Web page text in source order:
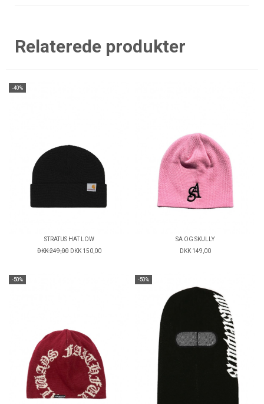
Relaterede produkter
-40%
STRATUS HAT LOW
DKK 249,00 DKK 150,00
SA OG SKULLY
DKK 149,00
-50% -50%